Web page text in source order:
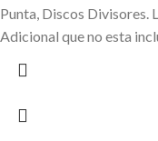
Punta, Discos Divisores.
Adicional que no esta